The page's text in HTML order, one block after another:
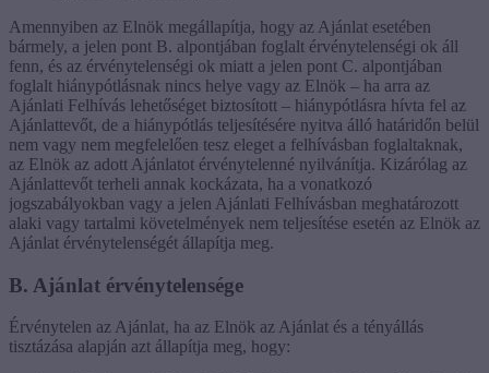
Amennyiben az Elnök megállapítja, hogy az Ajánlat esetében
bármely, a jelen pont B. alpontjában foglalt érvénytelenségi ok áll
fenn, és az érvénytelenségi ok miatt a jelen pont C. alpontjában
foglalt hiánypótlásnak nincs helye vagy az Elnök – ha arra az
Ajánlati Felhívás lehetőséget biztosított – hiánypótlásra hívta fel az
Ajánlattevőt, de a hiánypótlás teljesítésére nyitva álló határidőn belül
nem vagy nem megfelelően tesz eleget a felhívásban foglaltaknak,
az Elnök az adott Ajánlatot érvénytelenné nyilvánítja. Kizárólag az
Ajánlattevőt terheli annak kockázata, ha a vonatkozó
jogszabályokban vagy a jelen Ajánlati Felhívásban meghatározott
alaki vagy tartalmi követelmények nem teljesítése esetén az Elnök az
Ajánlat érvénytelenségét állapítja meg.
B. Ajánlat érvénytelensége
Érvénytelen az Ajánlat, ha az Elnök az Ajánlat és a tényállás
tisztázása alapján azt állapítja meg, hogy: